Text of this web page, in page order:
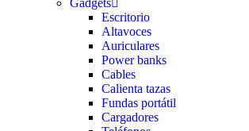
Gadgets
Escritorio
Altavoces
Auriculares
Power banks
Cables
Calienta tazas
Fundas portátil
Cargadores